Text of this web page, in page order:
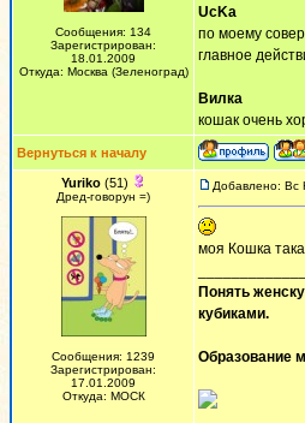
Сообщения: 134
Зарегистрирован:
18.01.2009
Откуда: Москва (Зеленоград)
UcKa
по моему
главное
Вилка
кошак очень
Вернуться к началу
Yuriko (51)
Дред-говорун =)
Сообщения: 1239
Зарегистрирован:
17.01.2009
Откуда: МОСК
Добавлено: Вс
моя Кошка
Понять
кубиками.
Образование